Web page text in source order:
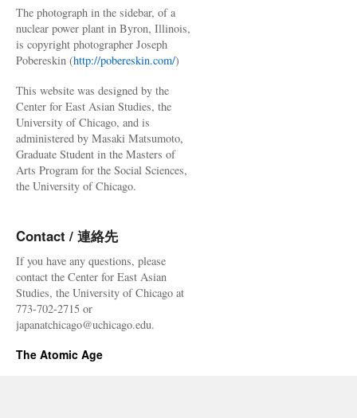
The photograph in the sidebar, of a
nuclear power plant in Byron, Illinois,
is copyright photographer Joseph
Pobereskin (http://pobereskin.com/)
This website was designed by the
Center for East Asian Studies, the
University of Chicago, and is
administered by Masaki Matsumoto,
Graduate Student in the Masters of
Arts Program for the Social Sciences,
the University of Chicago.
Contact / 連絡先
If you have any questions, please
contact the Center for East Asian
Studies, the University of Chicago at
773-702-2715 or
japanatchicago@uchicago.edu.
The Atomic Age